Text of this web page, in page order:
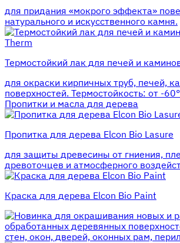
для придания «мокрого эффекта»
натурального и искусственного камня.
Термостойкий лак для печей и
для окраски кирпичных труб, печей,
поверхностей. Термостойкость: от -
Пропитки и масла для дерева
Пропитка для дерева Elcon Bio Lasure
для защиты древесины от гниения,
древоточцев и атмосферного
Краска для дерева Elcon Bio Paint
для окрашивания новых и
обработанных деревянных
стен, окон, дверей, оконных рам,